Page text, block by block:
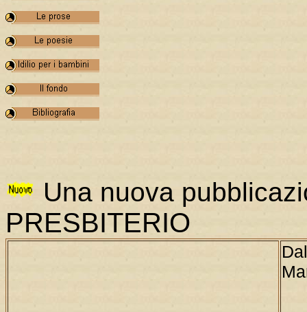
Una nuova
PRESBITERIO